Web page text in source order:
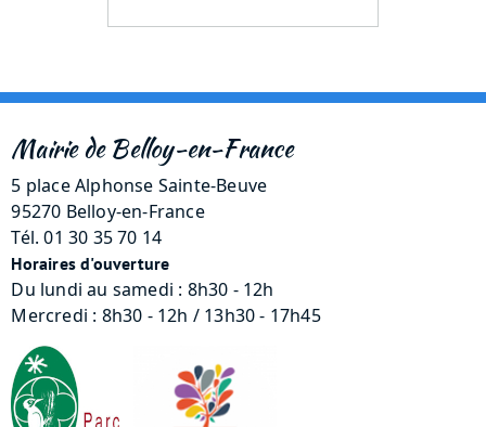
Mairie de Belloy-en-France
5 place Alphonse Sainte-Beuve
95270 Belloy-en-France
Tél. 01 30 35 70 14
Horaires d'ouverture
Du lundi au samedi : 8h30 - 12h
Mercredi : 8h30 - 12h / 13h30 - 17h45